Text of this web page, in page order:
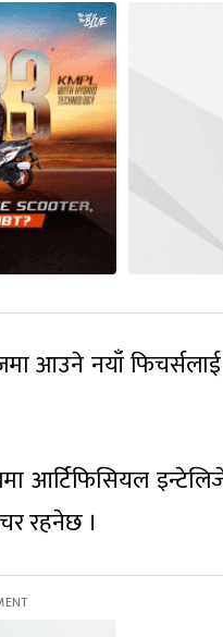
आउने नयाँ फिचर्सलाई
आर्टिफिसियल
रहनेछ ।